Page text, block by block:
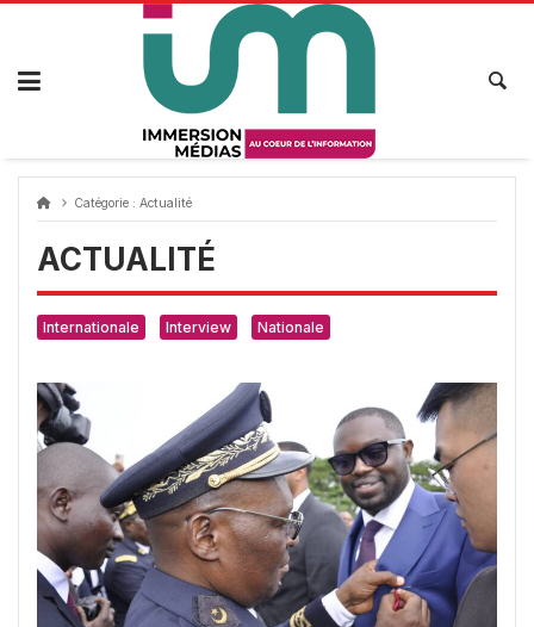
Passer
Catégorie : Actualité
ACTUALITÉ
Internationale Interview Nationale